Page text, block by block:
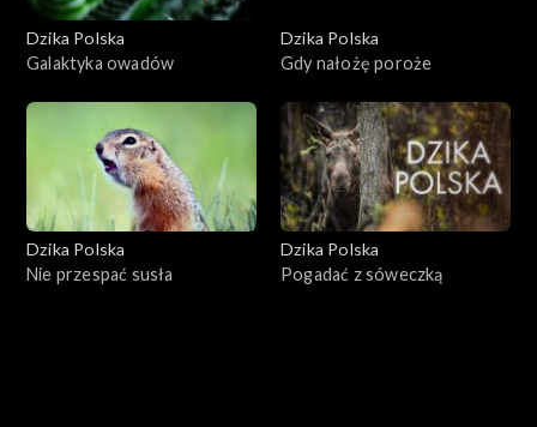
Dzika Polska
Galaktyka owadów
Dzika Polska
Gdy nałożę poroże
Dzika Polska
Nie przespać susła
Dzika Polska
Pogadać z sóweczką